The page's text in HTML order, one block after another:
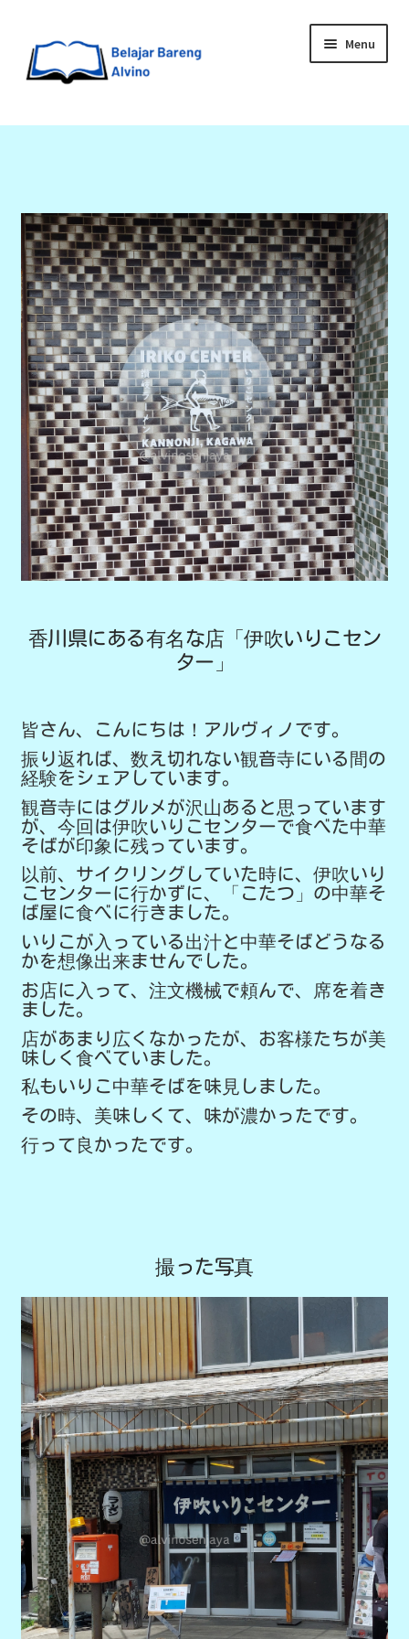
Menu
HOME
UPGRADE DIRI
ABOUT ME
香川県にある有名な店「伊吹いりこセン
ター」
皆さん、こんにちは！アルヴィノです。
振り返れば、数え切れない観音寺にいる間の
経験をシェアしています。
観音寺にはグルメが沢山あると思っています
が、今回は伊吹いりこセンターで食べた中華
そばが印象に残っています。
以前、サイクリングしていた時に、伊吹いり
こセンターに行かずに、「こたつ」の中華そ
ば屋に食べに行きました。
いりこが入っている出汁と中華そばどうなる
かを想像出来ませんでした。
お店に入って、注文機械で頼んで、席を着き
ました。
店があまり広くなかったが、お客様たちが美
味しく食べていました。
私もいりこ中華そばを味見しました。
その時、美味しくて、味が濃かったです。
行って良かったです。
撮った写真